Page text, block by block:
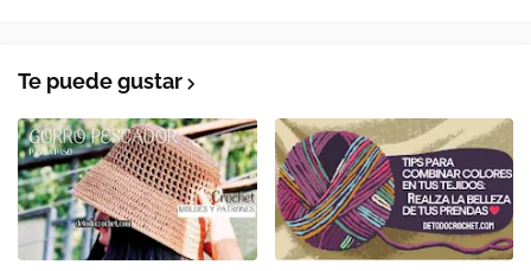
Te puede gustar